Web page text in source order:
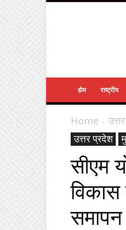
होम राष्ट्रीय
Home
उत्तर प्रदेश
सीएम
समापन